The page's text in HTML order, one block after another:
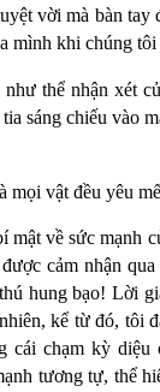
vời mà bàn
mình khi chúng
thể nhận xét
sáng chiếu vào
vật đều yêu
về sức mạnh
cảm nhận
hung bạo! Lời
kể từ đó, tôi
cái chạm kỳ
tương tự, thể